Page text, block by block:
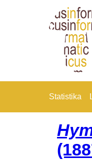
Statistika